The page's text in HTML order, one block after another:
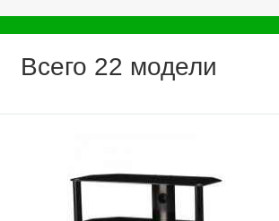
Всего 22 модели